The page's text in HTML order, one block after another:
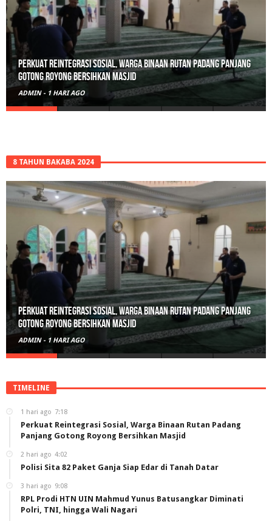
Perkuat Reintegrasi Sosial, Warga Binaan Rutan Padang Panjang
Gotong Royong Bersihkan Masjid
ADMIN - 1 HARI AGO
8 TAHUN BAKABA 2024
Perkuat Reintegrasi Sosial, Warga Binaan Rutan Padang Panjang
Gotong Royong Bersihkan Masjid
ADMIN - 1 HARI AGO
TIMELINE
1 hari ago 7:18
Perkuat Reintegrasi Sosial, Warga Binaan Rutan Padang
Panjang Gotong Royong Bersihkan Masjid
2 hari ago 4:02
Polisi Sita 82 Paket Ganja Siap Edar di Tanah Datar
3 hari ago 9:08
RPL Prodi HTN UIN Mahmud Yunus Batusangkar Diminati
Polri, TNI, hingga Wali Nagari